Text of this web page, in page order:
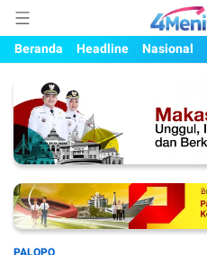
Mengungkap
Beranda
Headline Nasional